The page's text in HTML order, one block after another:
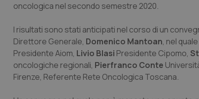
oncologica nel secondo semestre 2020.
I risultati sono stati anticipati nel corso di un
Direttore Generale, Domenico Mantoan, nel
Presidente Aiom, Livio Blasi Presidente Cipomo,
oncologiche regionali, Pierfranco Conte
Firenze, Referente Rete Oncologica Toscana.